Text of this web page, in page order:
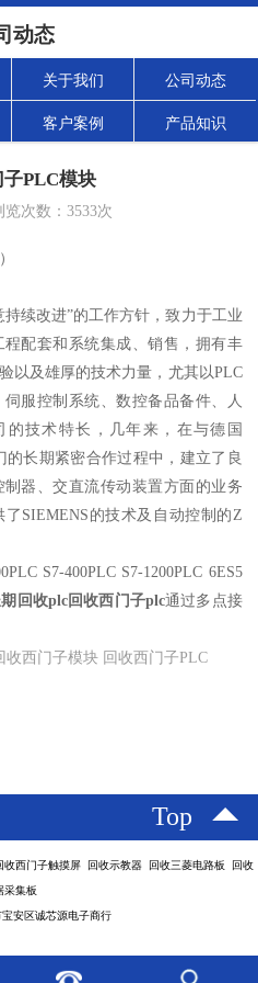
动态
关于我们 公司动态
客户案例 产品知识
子PLC模块
览次数： 3533次
续改进”的工作方针，致力于工业
配套和系统集成、销售，拥有丰
以及雄厚的技术力量，尤其以PLC
服控制系统、数控备品备件、人
技术特长，几年来，在与德国
的长期紧密合作过程中，建立了良
器、交直流传动装置方面的业务
SIEMENS的技术及自动控制的Z
S7-400PLC S7-1200PLC 6ES5
回收plc回收西门子plc通过多点接
收西门子模块 回收西门子PLC
Top
西门子触摸屏 回收示教器 回收三菱电路板 回收
采集板
安区诚芯源电子商行